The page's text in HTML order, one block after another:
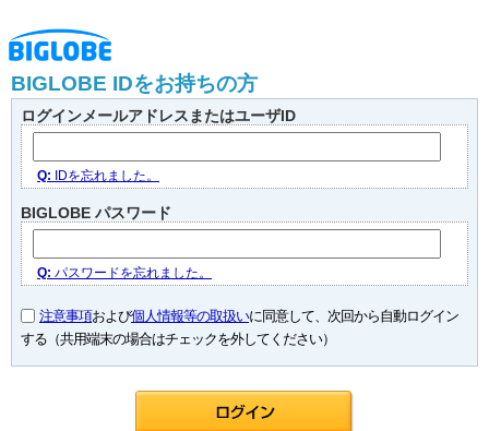
BIGLOBE IDをお持ちの方
ログインメールアドレスまたはユーザID
Q: IDを忘れました。
BIGLOBE パスワード
Q: パスワードを忘れました。
注意事項および個人情報等の取扱いに同意して、次回から自動ログイン
する（共用端末の場合はチェックを外してください）